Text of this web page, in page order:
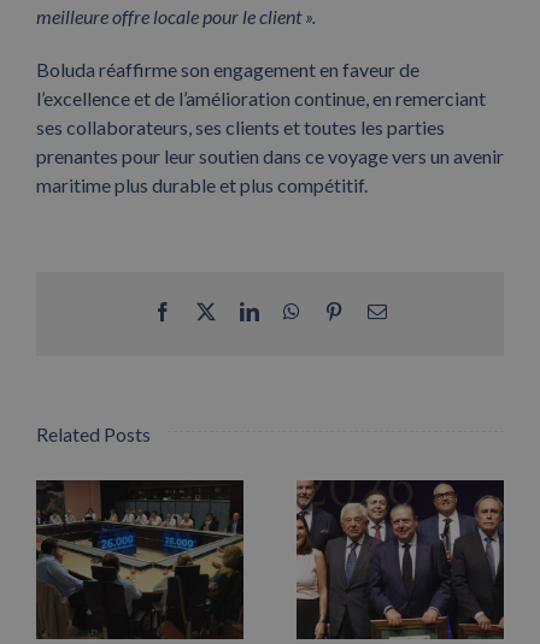
meilleure offre locale pour le client».
Boluda réaffirme son engagement en faveur de
l’excellence et de l’amélioration continue, en remerciant
ses collaborateurs, ses clients et toutes les parties
prenantes pour leur soutien dans ce voyage vers un avenir
maritime plus durable et plus compétitif.
Facebook LinkedInWhatsApp
PinterestEmail
Related Posts